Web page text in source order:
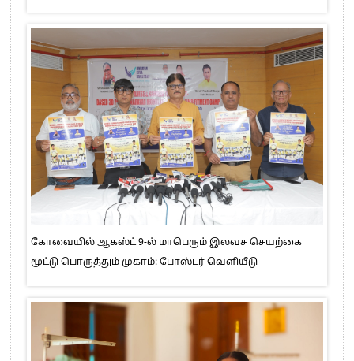
கோவையில் ஆகஸ்ட் 9-ல் மாபெரும் இலவச செயற்கை
மூட்டு பொருத்தும் முகாம்: போஸ்டர் வெளியீடு